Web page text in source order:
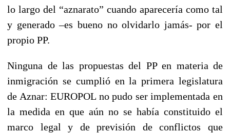
lo largo del “aznarato” cuando aparecería como tal
y generado –es bueno no olvidarlo jamás- por el
propio PP.
Ninguna de las propuestas del PP en materia de
inmigración se cumplió en la primera legislatura
de Aznar: EUROPOL no pudo ser implementada en
la medida en que aún no se había constituido el
marco legal y de previsión de conflictos que